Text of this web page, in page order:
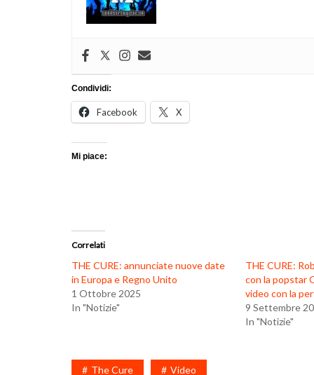
Condividi:
Facebook X
Mi piace:
Correlati
THE CURE: annunciate nuove date
in Europa e Regno Unito
1 Ottobre 2025
In "Notizie"
THE CURE:
con la popstar
video con la
9 Settembre
In "Notizie"
The Cure Video